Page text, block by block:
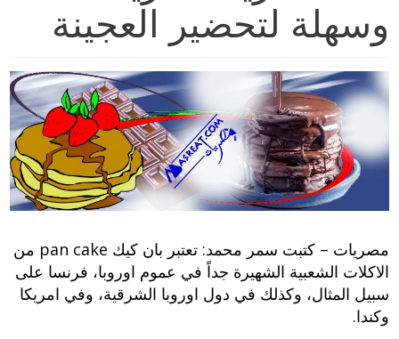
وسهلة لتحضير العجينة
مصريات – كتبت سمر محمد: تعتبر بان كيك pan cake من
الاكلات الشعبية الشهيرة جداً في عموم اوروبا، فرنسا على
سبيل المثال، وكذلك في دول اوروبا الشرقية، وفي امريكا
وكندا.